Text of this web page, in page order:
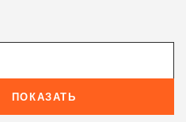
ПОКАЗАТЬ